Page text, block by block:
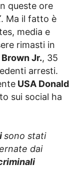
queste ore
. Ma il fatto è
media e
rimasti in
Jr., 35
arresti.
USA Donald
sui social ha
sono stati
dai